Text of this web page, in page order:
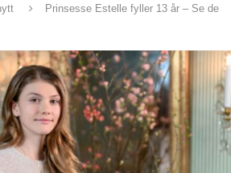
Prinsesse Estelle fyller 13 år – Se de